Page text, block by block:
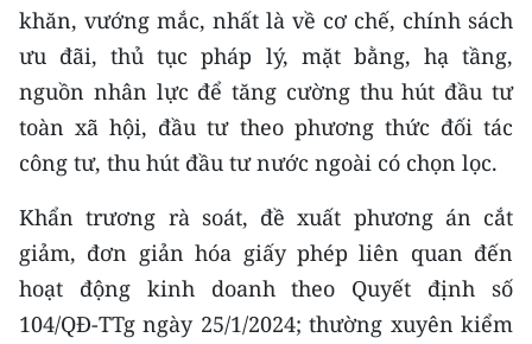
khăn, vướng mắc, nhất là về cơ chế, chính sách
ưu đãi, thủ tục pháp lý, mặt bằng, hạ tầng,
nguồn nhân lực để tăng cường thu hút đầu tư
toàn xã hội, đầu tư theo phương thức đối tác
công tư, thu hút đầu tư nước ngoài có chọn lọc.
Khẩn trương rà soát, đề xuất phương án cắt
giảm, đơn giản hóa giấy phép liên quan đến
hoạt động kinh doanh theo Quyết định số
104/QĐ-TTg ngày 25/1/2024; thường xuyên kiểm